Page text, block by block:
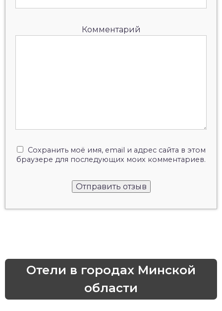
Комментарий
Сохранить моё имя, email и адрес сайта в этом
браузере для последующих моих комментариев.
Отели в городах Минской
области